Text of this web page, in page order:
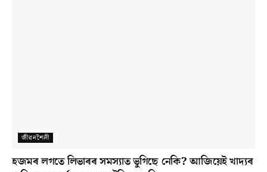
জীৱনশৈলী
হজমৰ লগতে লিভাৰৰ সমস্যাত ভুগিছে নেকি? আজিয়েই খাদ্যৰ